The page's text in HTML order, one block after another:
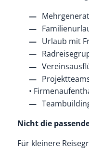
Urlaub mit
•
Nicht die
Für kleinere